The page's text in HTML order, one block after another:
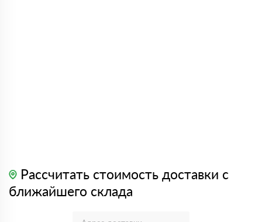
Рассчитать стоимость доставки с
ближайшего склада